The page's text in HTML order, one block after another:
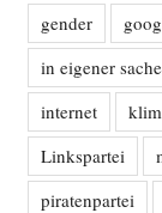
gender
in eigener sache
internet
Linkspartei
piratenpartei